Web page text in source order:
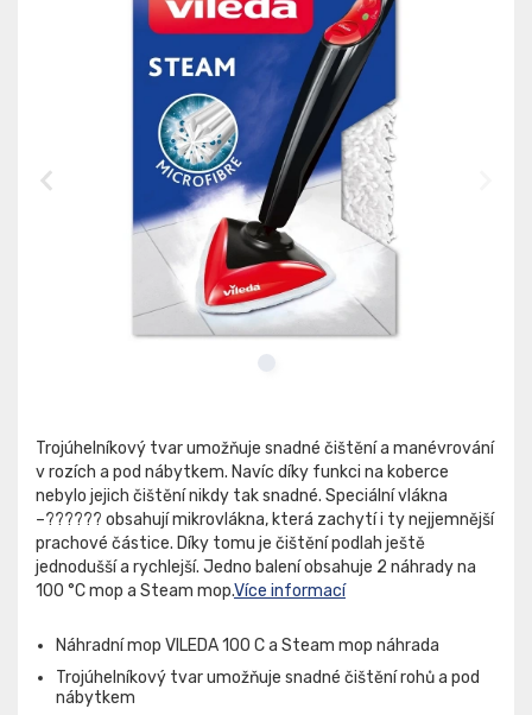
Trojúhelníkový tvar umožňuje snadné čištění a manévrování
v rozích a pod nábytkem. Navíc díky funkci na koberce
nebylo jejich čištění nikdy tak snadné. Speciální vlákna
–?????? obsahují mikrovlákna, která zachytí i ty nejjemnější
prachové částice. Díky tomu je čištění podlah ještě
jednodušší a rychlejší. Jedno balení obsahuje 2 náhrady na
100 °C mop a Steam mop.Více informací
Náhradní mop VILEDA 100 C a Steam mop náhrada
Trojúhelníkový tvar umožňuje snadné čištění rohů a pod
nábytkem